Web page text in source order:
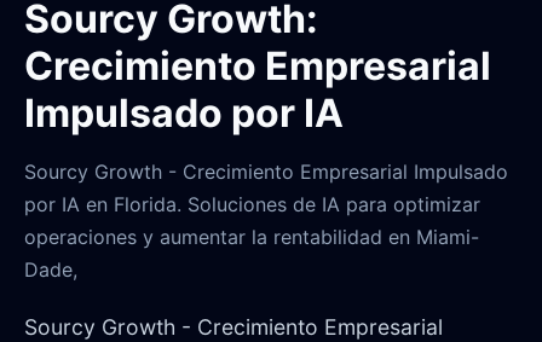
Sourcy Growth:
Crecimiento Empresarial
Impulsado por IA
Sourcy Growth - Crecimiento Empresarial Impulsado
por IA en Florida. Soluciones de IA para optimizar
operaciones y aumentar la rentabilidad en Miami-
Dade,
Sourcy Growth - Crecimiento Empresarial